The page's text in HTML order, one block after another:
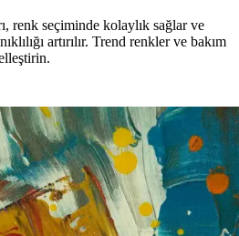
renk seçiminde kolaylık sağlar ve
artırılır. Trend renkler ve bakım